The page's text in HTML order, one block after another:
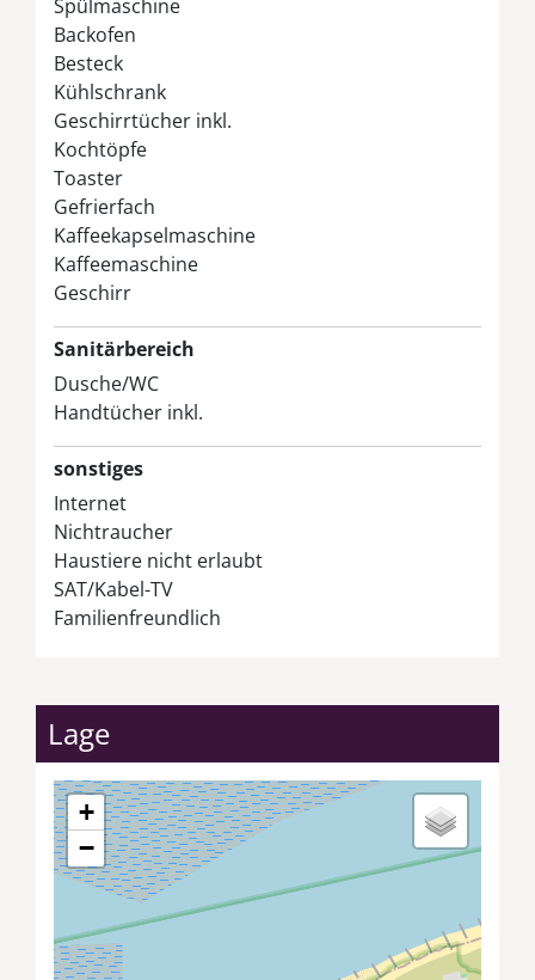
Spülmaschine
Backofen
Besteck
Kühlschrank
Geschirrtücher inkl.
Kochtöpfe
Toaster
Gefrierfach
Kaffeekapselmaschine
Kaffeemaschine
Geschirr
Sanitärbereich
Dusche/WC
Handtücher inkl.
sonstiges
Internet
Nichtraucher
Haustiere nicht erlaubt
SAT/Kabel-TV
Familienfreundlich
Lage
+
−